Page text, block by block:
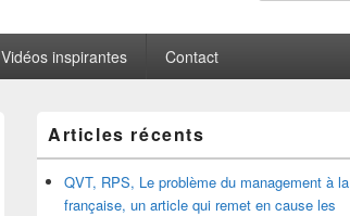
Vidéos inspirantes Contact
principale
de
widget
Articles récents
QVT, RPS, Le problème du management à la
française, un article qui remet en cause les